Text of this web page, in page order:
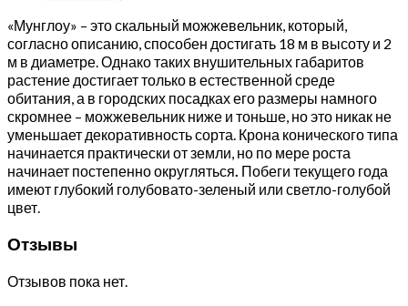
«Мунглоу» – это скальный можжевельник, который,
согласно описанию, способен достигать 18 м в высоту и 2
м в диаметре. Однако таких внушительных габаритов
растение достигает только в естественной среде
обитания, а в городских посадках его размеры намного
скромнее – можжевельник ниже и тоньше, но это никак не
уменьшает декоративность сорта. Крона конического типа
начинается практически от земли, но по мере роста
начинает постепенно округляться. Побеги текущего года
имеют глубокий голубовато-зеленый или светло-голубой
цвет.
Отзывы
Отзывов пока нет.